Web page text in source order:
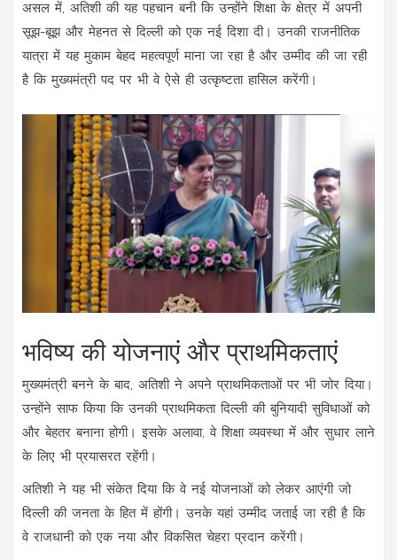
असल में, अतिशी की यह पहचान बनी कि उन्होंने शिक्षा के क्षेत्र में अपनी
सूझ-बूझ और मेहनत से दिल्ली को एक नई दिशा दी। उनकी राजनीतिक
यात्रा में यह मुकाम बेहद महत्वपूर्ण माना जा रहा है और उम्मीद की जा रही
है कि मुख्यमंत्री पद पर भी वे ऐसे ही उत्कृष्टता हासिल करेंगी।
भविष्य की योजनाएं और प्राथमिकताएं
मुख्यमंत्री बनने के बाद, अतिशी ने अपने प्राथमिकताओं पर भी जोर दिया।
उन्होंने साफ किया कि उनकी प्राथमिकता दिल्ली की बुनियादी सुविधाओं को
और बेहतर बनाना होगी। इसके अलावा, वे शिक्षा व्यवस्था में और सुधार लाने
के लिए भी प्रयासरत रहेंगी।
अतिशी ने यह भी संकेत दिया कि वे नई योजनाओं को लेकर आएंगी जो
दिल्ली की जनता के हित में होंगी। उनके यहां उम्मीद जताई जा रही है कि
वे राजधानी को एक नया और विकसित चेहरा प्रदान करेंगी।